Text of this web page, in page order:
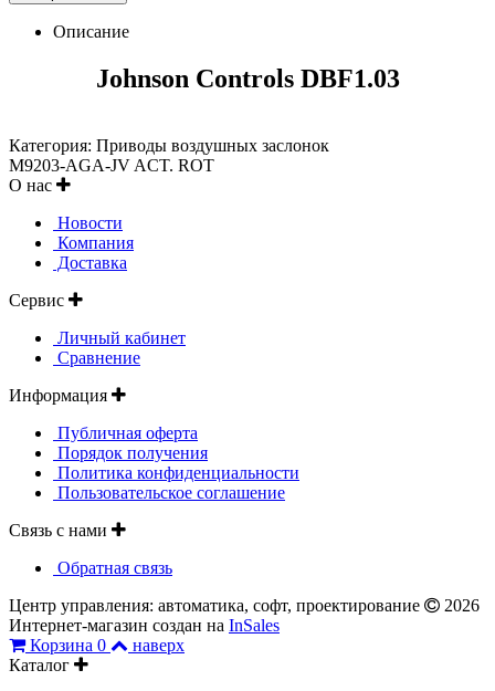
Описание
Johnson Controls DBF1.03
Категория: Приводы воздушных заслонок
M9203-AGA-JV ACT. ROT
О нас
Новости
Компания
Доставка
Сервис
Личный кабинет
Сравнение
Информация
Публичная оферта
Порядок получения
Политика конфиденциальности
Пользовательское соглашение
Связь с нами
Обратная связь
Центр управления: автоматика, софт, проектирование
2026
Интернет-магазин создан на InSales
Корзина 0
наверх
Каталог